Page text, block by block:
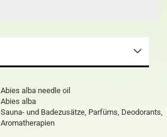
Abies alba needle oil
Abies alba
Sauna- und Badezusätze, Parfüms, Deodorants,
Aromatherapien